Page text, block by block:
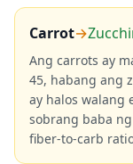
Carrot→
Ang carrots ay
45, habang ang
ay halos walang
sobrang baba
fiber-to-carb